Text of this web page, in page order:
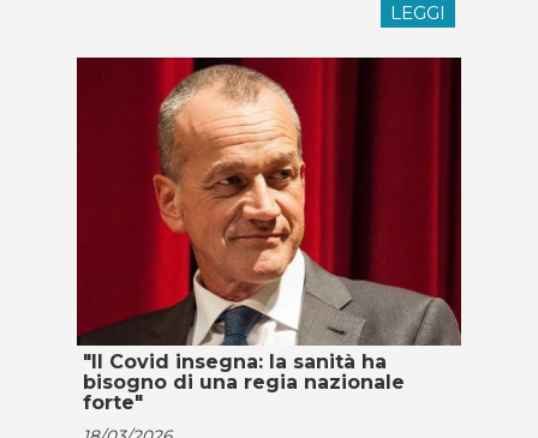
LEGGI
"Il Covid insegna: la sanità ha
bisogno di una regia nazionale
forte"